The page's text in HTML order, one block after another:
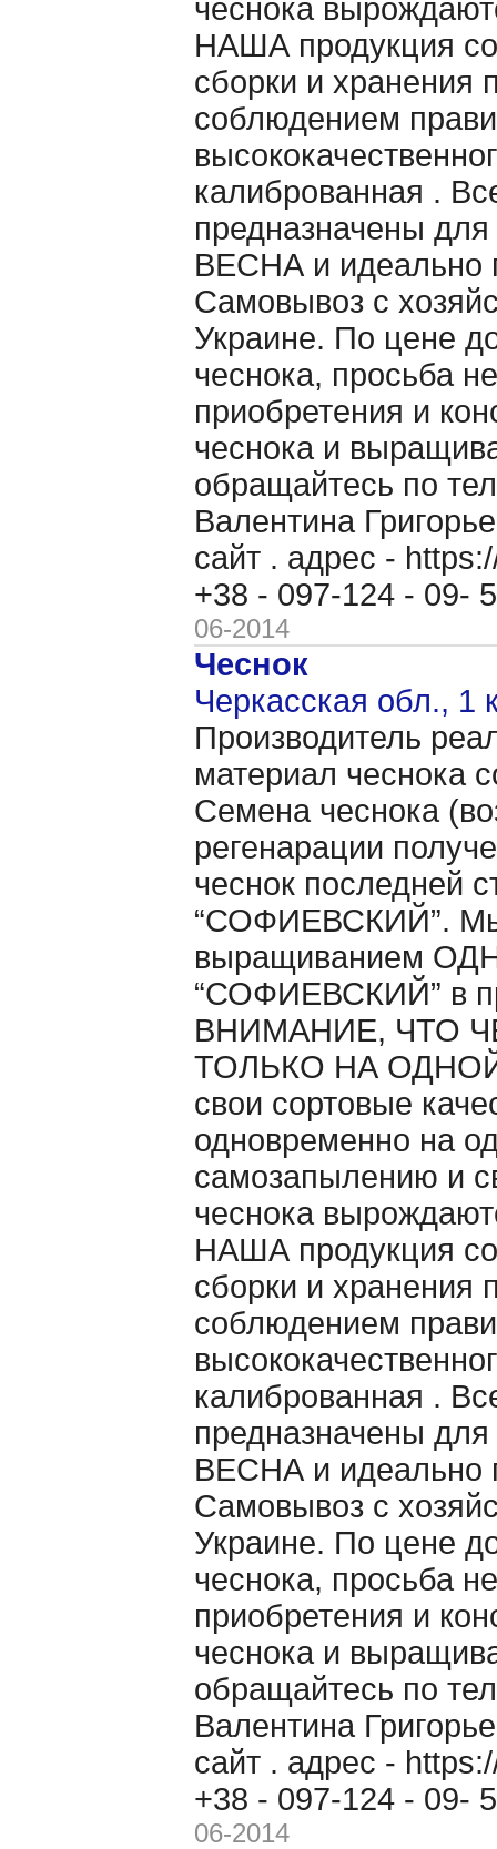
чеснока
НАША продукция
сборки и хранения
cоблюдением
калиброванная .
предназначены
ВЕСНА и идеально
Самовывоз с
Украине. По цене
чеснока, просьба
приобретения и
чеснока и
обращайтесь по
Валентина
сайт . адрес -
+38 - 097-124 - 09-
06-2014
Чеснок
Черкасская обл., 1
Производитель
материал чеснока
Семена чеснока
регенарации
чеснок последней
“СОФИЕВСКИЙ”. Мы
выращиванием
“СОФИЕВСКИЙ” в
ВНИМАНИЕ, ЧТО
ТОЛЬКО НА ОДНОЙ
свои сортовые
одновременно на
самозапылению и
чеснока
НАША продукция
сборки и хранения
cоблюдением
калиброванная .
предназначены
ВЕСНА и идеально
Самовывоз с
Украине. По цене
чеснока, просьба
приобретения и
чеснока и
обращайтесь по
Валентина
сайт . адрес -
+38 - 097-124 - 09-
06-2014